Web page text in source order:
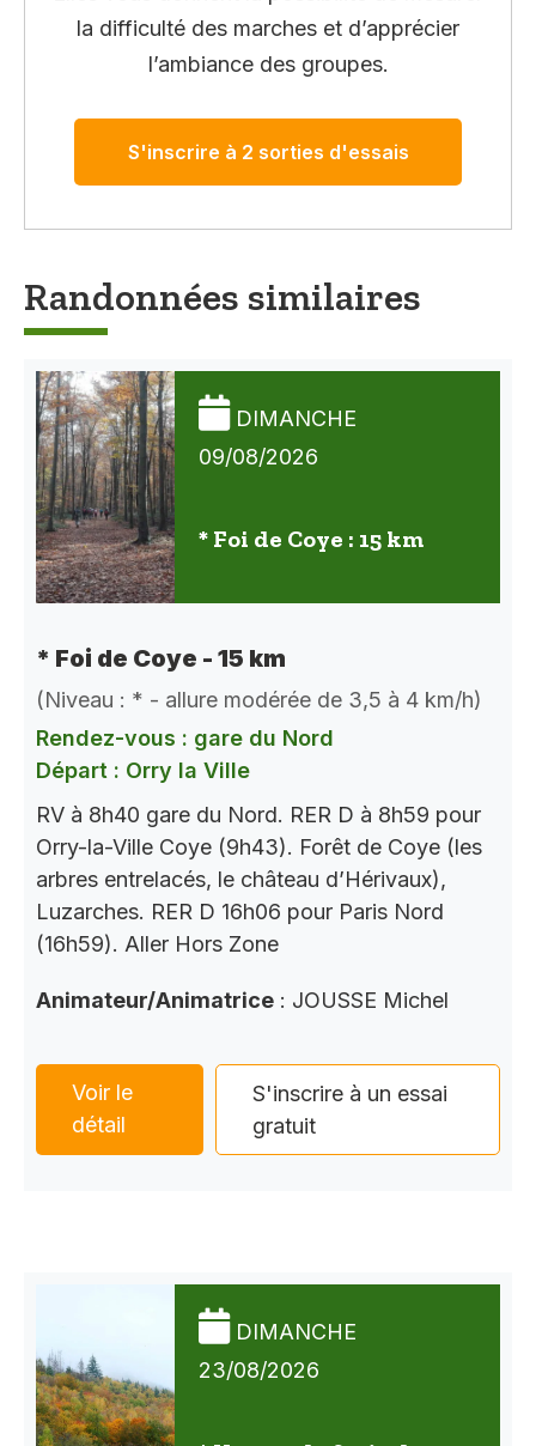
la difficulté des marches et d’apprécier
l’ambiance des groupes.
S'inscrire à 2 sorties d'essais
Randonnées similaires
DIMANCHE
09/08/2026
* Foi de Coye : 15 km
* Foi de Coye - 15 km
(Niveau : * - allure modérée de 3,5 à 4 km/h)
Rendez-vous : gare du Nord
Départ : Orry la Ville
RV à 8h40 gare du Nord. RER D à 8h59 pour
Orry-la-Ville Coye (9h43). Forêt de Coye (les
arbres entrelacés, le château d’Hérivaux),
Luzarches. RER D 16h06 pour Paris Nord
(16h59). Aller Hors Zone
Animateur/Animatrice : JOUSSE Michel
Voir le
détail
S'inscrire à un essai
gratuit
DIMANCHE
23/08/2026